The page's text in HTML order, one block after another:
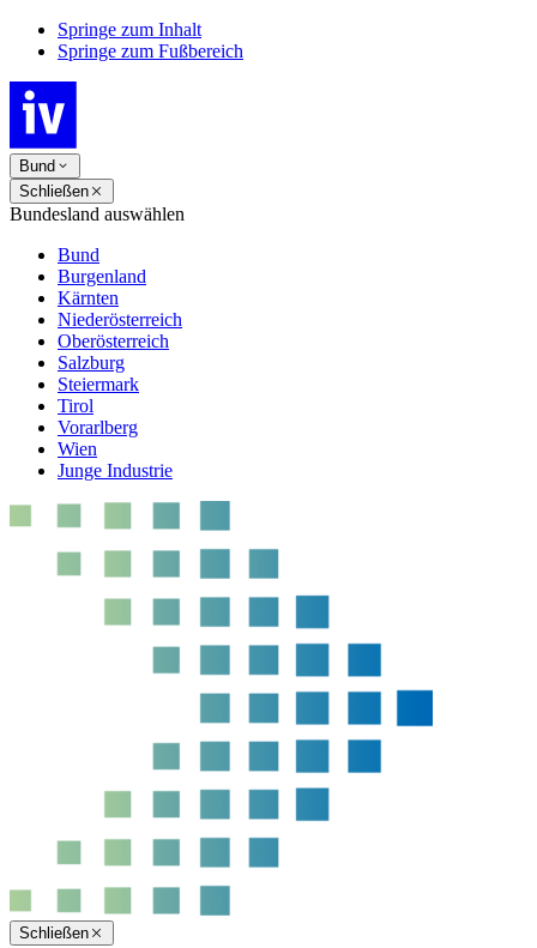
Springe zum Inhalt
Springe zum Fußbereich
Bund
Schließen
Bundesland auswählen
Bund
Burgenland
Kärnten
Niederösterreich
Oberösterreich
Salzburg
Steiermark
Tirol
Vorarlberg
Wien
Junge Industrie
Schließen